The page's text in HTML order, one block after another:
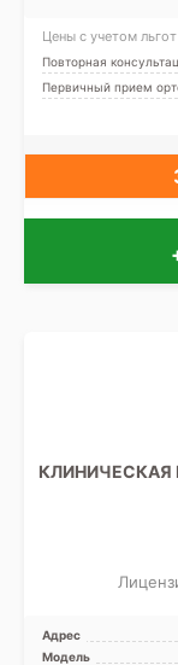
Цены с учетом
Повторная
Первичный прием
КЛИНИЧЕСКАЯ
Адрес
Модель